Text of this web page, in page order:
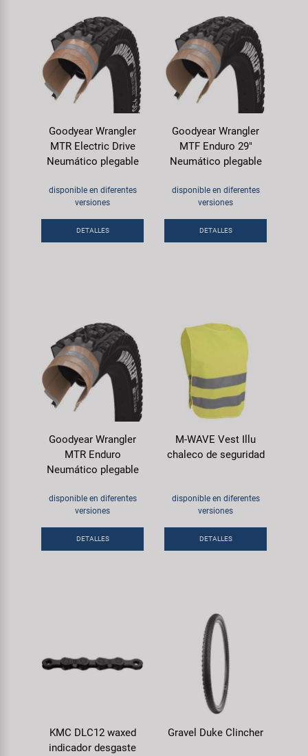
Goodyear Wrangler
MTR Electric Drive
Neumático plegable
disponible en diferentes
versiones
DETALLES
Goodyear Wrangler
MTF Enduro 29"
Neumático plegable
disponible en diferentes
versiones
DETALLES
Goodyear Wrangler
MTR Enduro
Neumático plegable
disponible en diferentes
versiones
DETALLES
M-WAVE Vest Illu
chaleco de seguridad
disponible en diferentes
versiones
DETALLES
KMC DLC12 waxed
indicador desgaste
Gravel Duke Clincher